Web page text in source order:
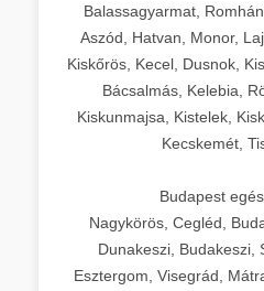
Balassagyarmat,
Aszód, Hatvan, Monor,
Kiskőrös, Kecel, Dusnok,
Bácsalmás, Kelebia,
Kiskunmajsa, Kistelek,
Kecskemét,
Budapest
Nagykörös, Cegléd,
Dunakeszi, Budakeszi,
Esztergom, Visegrád,